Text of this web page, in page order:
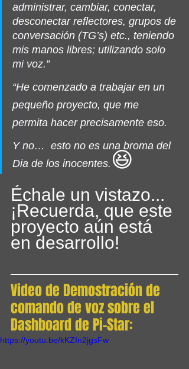
administrar, cambiar, conectar,
desconectar reflectores, grupos de
conversación (TG’s) etc., teniendo
mis manos libres; utilizando solo
mi voz.”
“He comenzado a trabajar en un
pequeño proyecto, que me
permita hacer precisamente eso.
Y no…  esto no es una broma del
Dia de los inocentes. 😆
Échale un vistazo...
¡Recuerda, que este
proyecto aún está
en desarrollo!
Video de Demostración de
comando de voz sobre el
Dashboard de Pi-Star:
https://youtu.be/kKZIn2jgsFw